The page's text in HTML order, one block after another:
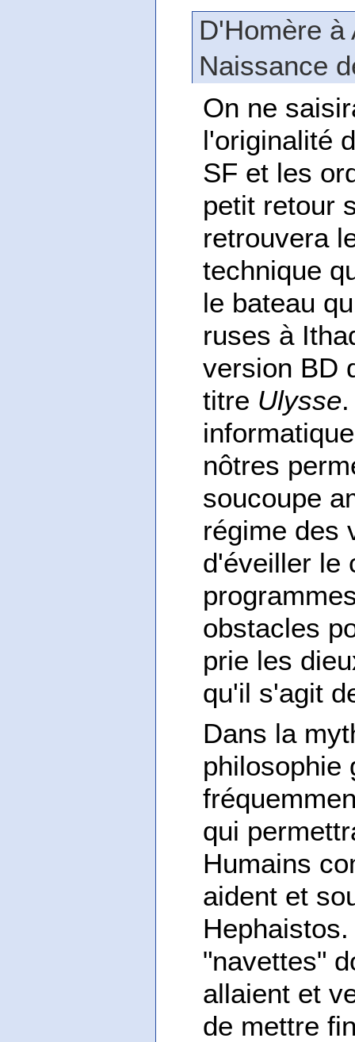
D'Homère
Naissance
On ne
l'originalité
SF et les
petit retour
retrouvera
technique
le bateau
ruses à
version BD
titre Ulysse
nôtres
soucoupe
régime des
d'éveiller le
obstacles
prie les
qu'il s'agit
Dans la
philosophie
qui
Humains
aident et
"navettes"
allaient et
de mettre